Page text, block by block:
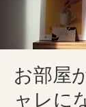
お部屋
ャレに